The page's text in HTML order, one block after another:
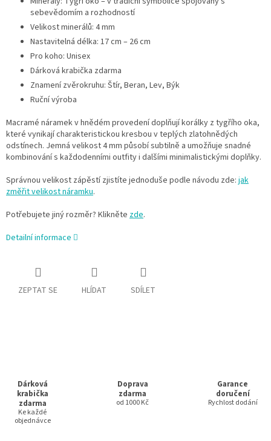
sebevědomím a rozhodností
Velikost minerálů: 4 mm
Nastavitelná délka: 17 cm – 26 cm
Pro koho: Unisex
Dárková krabička zdarma
Znamení zvěrokruhu: Štír, Beran, Lev, Býk
Ruční výroba
Macramé náramek v hnědém provedení doplňují korálky z tygřího oka,
které vynikají charakteristickou kresbou v teplých zlatohnědých
odstínech. Jemná velikost 4 mm působí subtilně a umožňuje snadné
kombinování s každodenními outfity i dalšími minimalistickými doplňky.
Správnou velikost zápěstí zjistíte jednoduše podle návodu zde: jak
změřit velikost náramku.
Potřebujete jiný rozměr? Klikněte zde.
Detailní informace
ZEPTAT SE HLÍDAT SDÍLET
Dárková
krabička
zdarma
Ke každé
objednávce
Doprava
zdarma
od 1000 Kč
Garance
doručení
Rychlost dodání